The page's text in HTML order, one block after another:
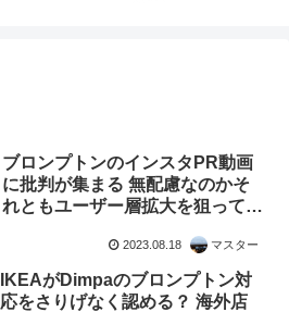
ブロンプトンのインスタPR動画
に批判が集まる 無配慮なのかそ
れともユーザー層拡大を狙ってい
2023.08.18 マスター
IKEAがDimpaのブロンプトン対
応をさりげなく認める？ 海外店